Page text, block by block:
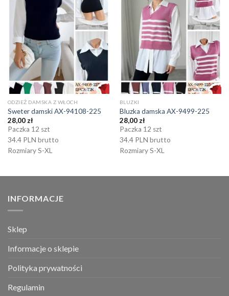
ODZIEŻ DAMSKA Z WŁOCH
Sweter damski AX-94108-225
28,00 zł
Paczka 12 szt
34.4 PLN brutto
Rozmiary S-XL
BLUZKI
Bluzka damska AX-9499-225
28,00 zł
Paczka 12 szt
34.4 PLN brutto
Rozmiary S-XL
INFORMACJE
Sklep
Informacje o sklepie
Polityka prywatności
Regulamin